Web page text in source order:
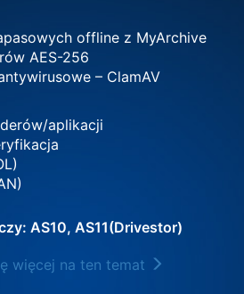
offline z MyArchive
AES-256
– ClamAV
aplikacji
AS10, AS11(Drivestor)
więcej na ten temat